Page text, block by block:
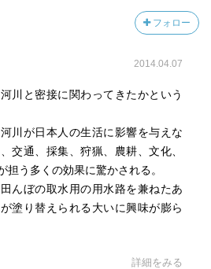
フォロー
2014.04.07
川と密接に関わってきたかという
川が日本人の生活に影響を与えな
交通、採集、狩猟、農耕、文化、
担う多くの効果に驚かされる。
んぼの取水用の用水路を兼ねたあ
塗り替えられる大いに興味が膨ら
詳細をみる